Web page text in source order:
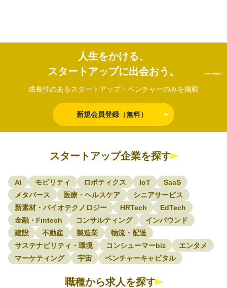
人生をかける、
スタートアップに出会おう。
成長性のあるスタートアップ・ベンチャーのみを掲載
新規会員登録（無料）
スタートアップ企業を探す
AI モビリティ ロボティクス IoT
SaaS
メタバース
医療・ヘルスケア
シニアサービス
新素材・バイオテクノロジー
HRTech
EdTech
金融・Fintech
コンサルティング
インバウンド
建設
不動産 製造業
物流・配送
サステナビリティ・環境
コンシューマーbiz
エンタメ
マーケティング
宇宙 ベンチャーキャピタル
職種から求人を探す